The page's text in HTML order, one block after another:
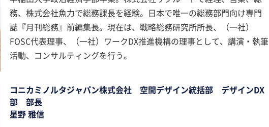
務、株式会社魚力で総務課長を経験。日本で唯一の総務部門向け専門
誌『月刊総務』前編集長。現在は、戦略総務研究所所長、（一社）
FOSC代表理事、（一社）ワークDX推進機構の理事として、講演・執筆
活動、コンサルティングを行う。
コニカミノルタジャパン株式会社 空間デザイン統括部 デザインDX
部 部長
星野 雅信